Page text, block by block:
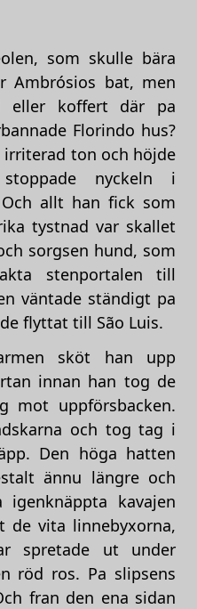
som skulle bära
Ambrósios bat, men
eller koffert där pa
Florindo hus?
irriterad ton och höjde
nyckeln i
allt han fick som
tystnad var skallet
sorgsen hund, som
stenportalen till
väntade ständigt pa
flyttat till São Luis.
sköt han upp
innan han tog de
mot uppförsbacken.
och tog tag i
Den höga hatten
ännu längre och
kavajen
de vita linnebyxorna,
spretade ut under
röd ros. Pa slipsens
fran den ena sidan